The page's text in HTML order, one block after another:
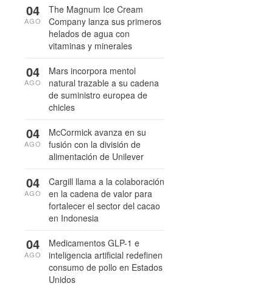
The Magnum Ice Cream
Company lanza sus primeros
helados de agua con
vitaminas y minerales
04
AGO
Mars incorpora mentol
natural trazable a su cadena
de suministro europea de
chicles
04
AGO
McCormick avanza en su
fusión con la división de
alimentación de Unilever
04
AGO
Cargill llama a la colaboración
en la cadena de valor para
fortalecer el sector del cacao
en Indonesia
04
AGO
Medicamentos GLP-1 e
inteligencia artificial redefinen
consumo de pollo en Estados
Unidos
04
AGO